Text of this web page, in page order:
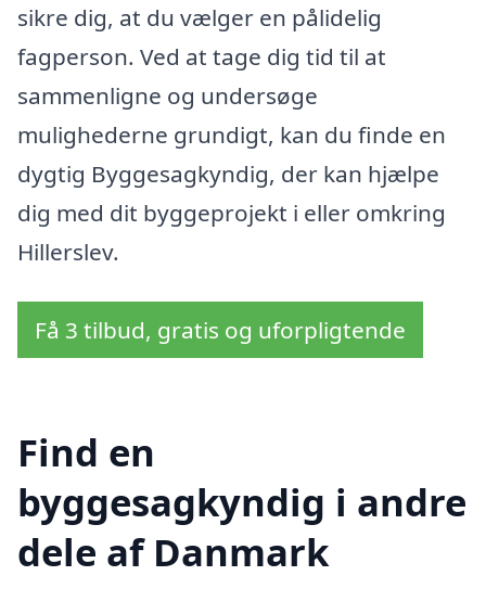
sikre dig, at du vælger en pålidelig
fagperson. Ved at tage dig tid til at
sammenligne og undersøge
mulighederne grundigt, kan du finde en
dygtig Byggesagkyndig, der kan hjælpe
dig med dit byggeprojekt i eller omkring
Hillerslev.
Få 3 tilbud, gratis og uforpligtende
Find en
byggesagkyndig i andre
dele af Danmark